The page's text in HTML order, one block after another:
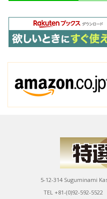
5-12-314 Suguminami
TEL +81-(0)92-592-